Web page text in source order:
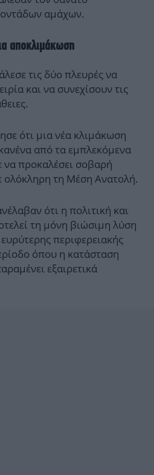
αμάχων.
αποκλιμάκωση
τις δύο πλευρές να
και να συνεχίσουν τις
ότι μια νέα κλιμάκωση
από τα εμπλεκόμενα
προκαλέσει σοβαρή
ολόκληρη τη Μέση Ανατολή.
ότι η πολιτική και
τη μόνη βιώσιμη λύση
περιφερειακής
όπου η κατάσταση
εξαιρετικά